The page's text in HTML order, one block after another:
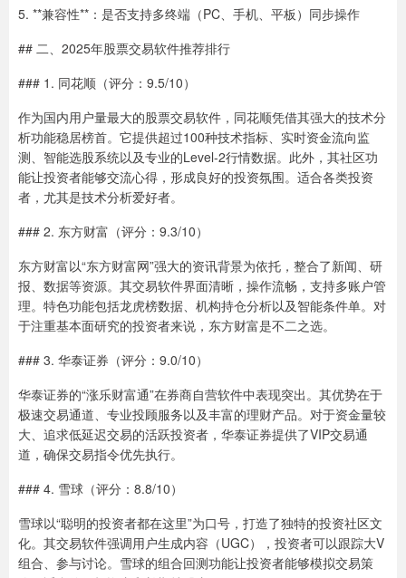
5. **兼容性**：是否支持多终端（PC、手机、平板）同步操作
## 二、2025年股票交易软件推荐排行
### 1. 同花顺（评分：9.5/10）
作为国内用户量最大的股票交易软件，同花顺凭借其强大的技术分
析功能稳居榜首。它提供超过100种技术指标、实时资金流向监
测、智能选股系统以及专业的Level-2行情数据。此外，其社区功
能让投资者能够交流心得，形成良好的投资氛围。适合各类投资
者，尤其是技术分析爱好者。
### 2. 东方财富（评分：9.3/10）
东方财富以“东方财富网”强大的资讯背景为依托，整合了新闻、研
报、数据等资源。其交易软件界面清晰，操作流畅，支持多账户管
理。特色功能包括龙虎榜数据、机构持仓分析以及智能条件单。对
于注重基本面研究的投资者来说，东方财富是不二之选。
### 3. 华泰证券（评分：9.0/10）
华泰证券的“涨乐财富通”在券商自营软件中表现突出。其优势在于
极速交易通道、专业投顾服务以及丰富的理财产品。对于资金量较
大、追求低延迟交易的活跃投资者，华泰证券提供了VIP交易通
道，确保交易指令优先执行。
### 4. 雪球（评分：8.8/10）
雪球以“聪明的投资者都在这里”为口号，打造了独特的投资社区文
化。其交易软件强调用户生成内容（UGC），投资者可以跟踪大V
组合、参与讨论。雪球的组合回测功能让投资者能够模拟交易策